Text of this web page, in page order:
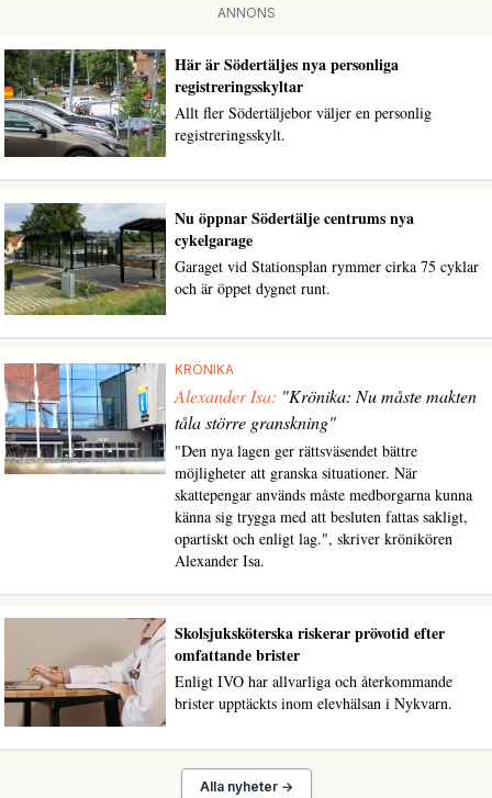
ANNONS
Här är Södertäljes nya personliga
registreringsskyltar
Allt fler Södertäljebor väljer en personlig
registreringsskylt.
Nu öppnar Södertälje centrums nya
cykelgarage
Garaget vid Stationsplan rymmer cirka 75 cyklar
och är öppet dygnet runt.
KRÖNIKA
Alexander Isa: "Krönika: Nu måste makten
tåla större granskning"
"Den nya lagen ger rättsväsendet bättre
möjligheter att granska situationer. När
skattepengar används måste medborgarna kunna
känna sig trygga med att besluten fattas sakligt,
opartiskt och enligt lag.", skriver krönikören
Alexander Isa.
Skolsjuksköterska riskerar prövotid efter
omfattande brister
Enligt IVO har allvarliga och återkommande
brister upptäckts inom elevhälsan i Nykvarn.
Alla nyheter →